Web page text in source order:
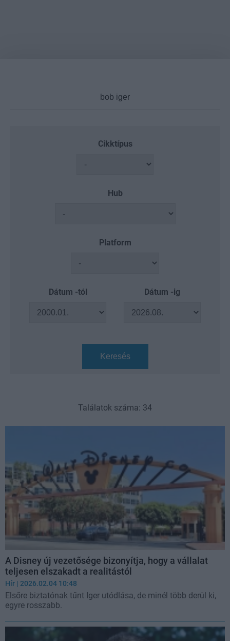
Cikktípus
Hub
Platform
Dátum -tól Dátum -ig
Keresés
Találatok száma: 34
A Disney új vezetősége bizonyítja, hogy a vállalat
teljesen elszakadt a realitástól
Hír | 2026.02.04 10:48
Elsőre biztatónak tűnt Iger utódlása, de minél több derül ki,
egyre rosszabb.